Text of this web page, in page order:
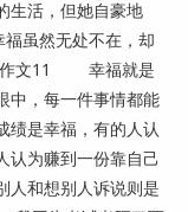
生活，但她自豪地
福虽然无处不在，却
作文11 幸福就是
中，每一件事情都能
绩是幸福，有的人认
认为赚到一份靠自己
人和想别人诉说则是